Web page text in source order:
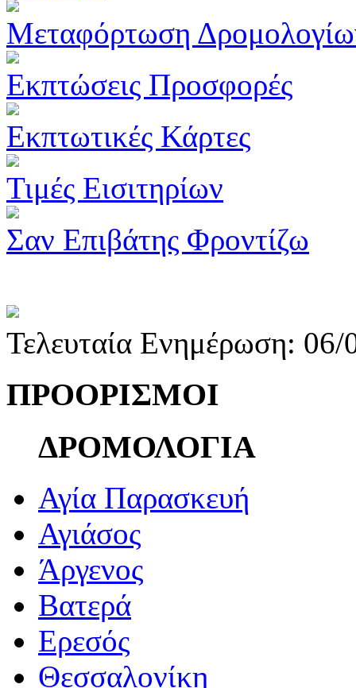
Μεταφόρτωση
Εκπτώσεις Προσφορές
Εκπτωτικές Κάρτες
Τιμές Εισιτηρίων
Σαν Επιβάτης Φροντίζω
Τελευταία Ενημέρωση:
ΠΡΟΟΡΙΣΜΟΙ
ΔΡΟΜΟΛΟΓΙΑ
Αγία Παρασκευή
Αγιάσος
Άργενος
Βατερά
Ερεσός
Θεσσαλονίκη